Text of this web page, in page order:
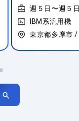
週５日〜週５
IBM系汎用機
東京都多摩市